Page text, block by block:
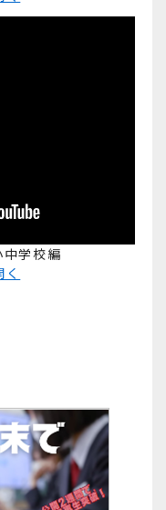
中学校編